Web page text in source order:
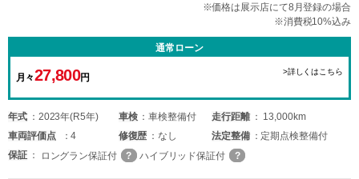
※価格は展示店にて8月登録の場合
※消費税10%込み
通常ローン
月々27,800円
>詳しくはこちら
年式 2023年(R5年) 車検 車検整備付 走行距離
13,000km
車両評価点 4 修復歴 なし 法定整備
定期点検整備付
保証
ロングラン保証付 ハイブリッド保証付